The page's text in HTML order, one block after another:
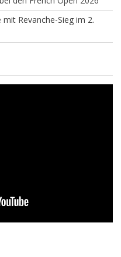
Revanche-Sieg im 2.